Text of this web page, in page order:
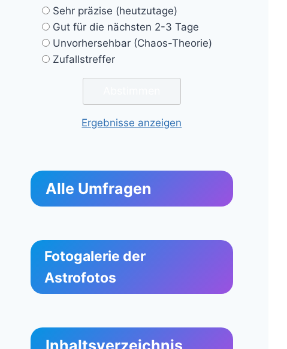
Sehr präzise (heutzutage)
Gut für die nächsten 2-3 Tage
Unvorhersehbar (Chaos-Theorie)
Zufallstreffer
Ergebnisse anzeigen
Alle Umfragen
Fotogalerie der
Astrofotos
Inhaltsverzeichnis